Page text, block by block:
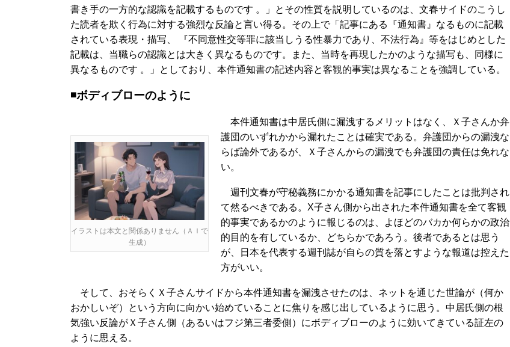
書き⼿の⼀⽅的な認識を記載するものです 。」とその性質を説明しているのは、文春サイドのこうし
た読者を欺く行為に対する強烈な反論と言い得る。その上で「記事にある『通知書』なるものに記載
されている表現・描写、 『不同意性交等罪に該当しうる性暴⼒であり、不法⾏為』等をはじめとした
記載は、当職らの認識とは⼤きく異なるものです。また、当時を再現したかのような描写も、同様に
異なるものです 。」としており、本件通知書の記述内容と客観的事実は異なることを強調している。
◾️ボディブローのように
イラストは本文と関係ありません（ＡＩで
生成）
本件通知書は中居氏側に漏洩するメリットはなく、Ｘ子さんか弁
護団のいずれかから漏れたことは確実である。弁護団からの漏洩な
らば論外であるが、Ｘ子さんからの漏洩でも弁護団の責任は免れな
い。
週刊文春が守秘義務にかかる通知書を記事にしたことは批判され
て然るべきである。X子さん側から出された本件通知書を全て客観
的事実であるかのように報じるのは、よほどのバカか何らかの政治
的目的を有しているか、どちらかであろう。後者であるとは思う
が、日本を代表する週刊誌が自らの質を落とすような報道は控えた
方がいい。
そして、おそらくＸ子さんサイドから本件通知書を漏洩させたのは、ネットを通じた世論が（何か
おかしいぞ）という方向に向かい始めていることに焦りを感じ出しているように思う。中居氏側の根
気強い反論がＸ子さん側（あるいはフジ第三者委側）にボディブローのように効いてきている証左の
ように思える。